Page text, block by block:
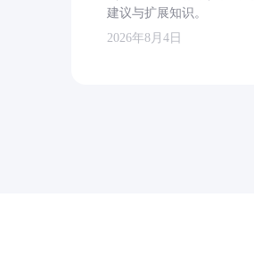
建议与扩展知识。
2026年8月4日